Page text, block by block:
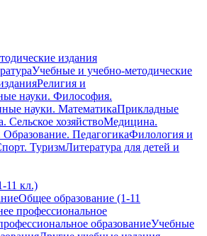
издания
Учебные и учебно-методические
Религия и
науки. Философия.
науки. МатематикаПрикладные
хозяйствоМедицина.
ПедагогикаФилология и
ТуризмЛитература для детей и
11 кл.)
Общее образование (1-11
профессиональное
образованиеУчебные